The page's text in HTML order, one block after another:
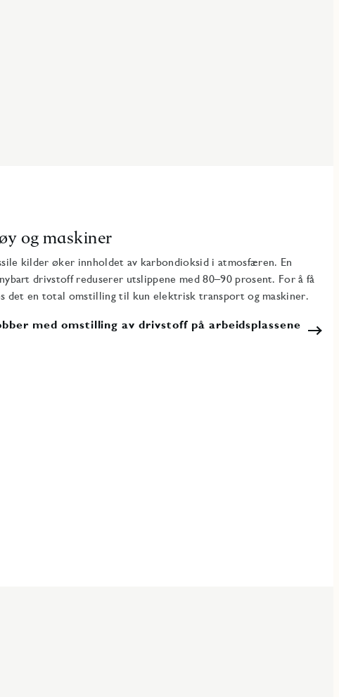
og maskiner
kilder øker innholdet av karbondioksid i atmosfæren. En
drivstoff reduserer utslippene med 80–90 prosent. For å få
det en total omstilling til kun elektrisk transport og maskiner.
med omstilling av drivstoff på arbeidsplassene